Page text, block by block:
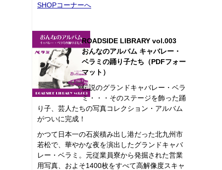
SHOPコーナーへ
ROADSIDE LIBRARY vol.003
おんなのアルバム キャバレー・
ベラミの踊り子たち（PDFフォー
マット）
伝説のグランドキャバレー・ベラ
ミ・・・そのステージを飾った踊
り子、芸人たちの写真コレクション・アルバム
がついに完成！
かつて日本一の石炭積み出し港だった北九州市
若松で、華やかな夜を演出したグランドキャバ
レー・ベラミ。元従業員寮から発掘された営業
用写真、およそ1400枚をすべて高解像度スキャ